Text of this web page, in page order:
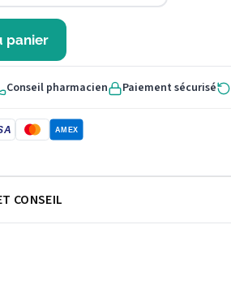
panier
Conseil pharmacien Paiement sécurisé
AMEX
CONSEIL